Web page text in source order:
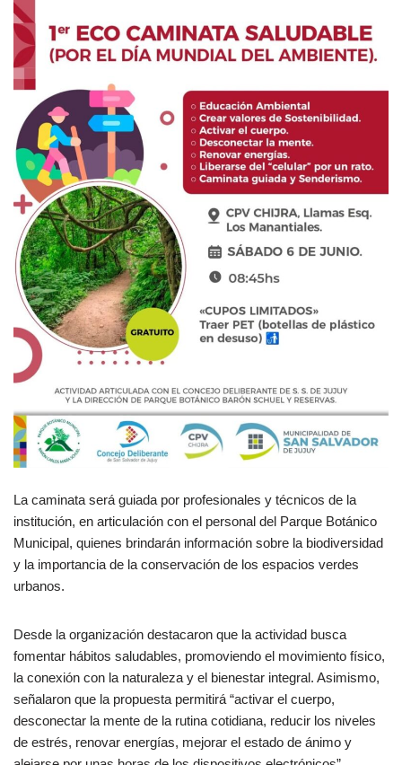
La caminata será guiada por profesionales y técnicos de la
institución, en articulación con el personal del Parque Botánico
Municipal, quienes brindarán información sobre la biodiversidad
y la importancia de la conservación de los espacios verdes
urbanos.
Desde la organización destacaron que la actividad busca
fomentar hábitos saludables, promoviendo el movimiento físico,
la conexión con la naturaleza y el bienestar integral. Asimismo,
señalaron que la propuesta permitirá “activar el cuerpo,
desconectar la mente de la rutina cotidiana, reducir los niveles
de estrés, renovar energías, mejorar el estado de ánimo y